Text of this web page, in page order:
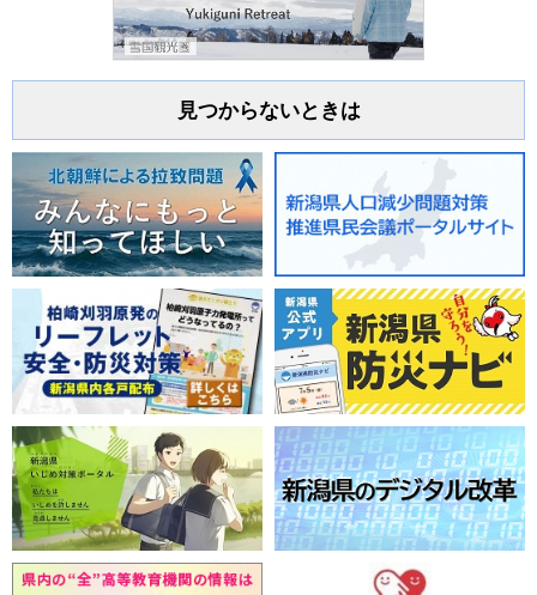
見つからないときは